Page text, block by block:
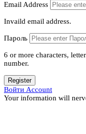
Email Address
Invaild email address.
Пароль
6 or more characters,
number.
Register
Войти Account
Your information will